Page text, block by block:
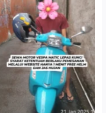
Antar Jemput Kendaraan